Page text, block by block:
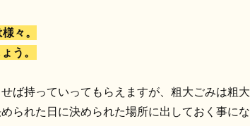
々。
う。
ば持っていってもらえますが、粗大ごみは粗大
られた日に決められた場所に出しておく事にな